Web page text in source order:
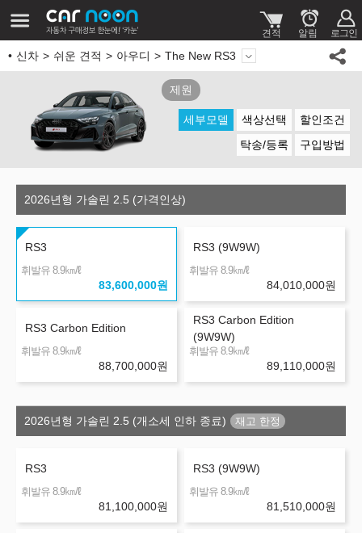
신차 쉬운 견적 아우디 The New RS3
제원
세부모델 색상선택
할인조건
탁송/등록
구입방법
2026년형 가솔린 2.5 (가격인상)
RS3
휘발유 8.9㎞/ℓ
83,600,000원
RS3 (9W9W)
휘발유 8.9㎞/ℓ
84,010,000원
RS3 Carbon Edition
휘발유 8.9㎞/ℓ
88,700,000원
RS3 Carbon Edition
(9W9W)
휘발유 8.9㎞/ℓ
89,110,000원
2026년형 가솔린 2.5 (개소세 인하 종료)
RS3
휘발유 8.9㎞/ℓ
81,100,000원
RS3 (9W9W)
휘발유 8.9㎞/ℓ
81,510,000원